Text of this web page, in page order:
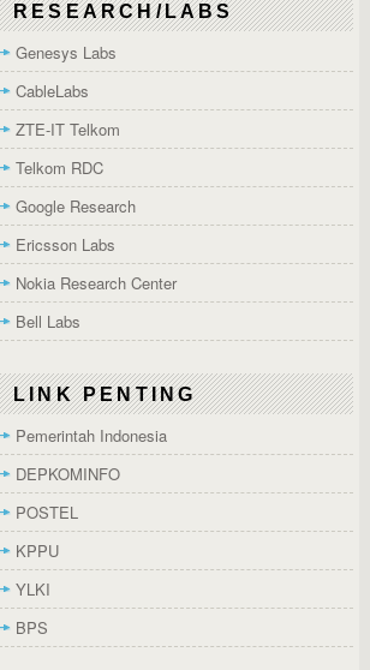
RESEARCH/LABS
Genesys Labs
CableLabs
ZTE-IT Telkom
Telkom RDC
Google Research
Ericsson Labs
Nokia Research Center
Bell Labs
LINK PENTING
Pemerintah Indonesia
DEPKOMINFO
POSTEL
KPPU
YLKI
BPS